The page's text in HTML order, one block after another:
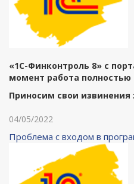
«1С-Финконтроль 8» с
момент работа полностью
Приносим свои
04/05/2022
Проблема с входом в